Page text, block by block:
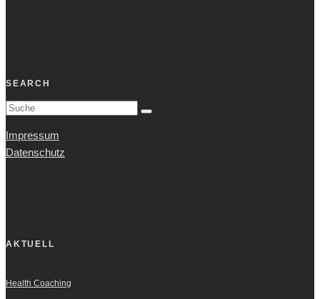
SEARCH
Impressum
Datenschutz
AKTUELL
Health Coaching